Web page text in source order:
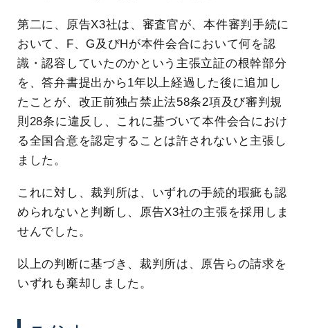
第二に、原告X3社は、審査官が、本件審判手続に
おいて、F、G及びHが本件会合において何を認
識・認容していたのかという主張立証の根幹部分
を、答弁書提出から1年以上経過した後に追加し
たことが、改正前独占禁止法58条2項及び審判規
則28条に違反し、これに基づいて本件会合におけ
る全国合意を認定することは許されないと主張し
ました。
これに対し、裁判所は、いずれの手続的瑕疵も認
められないと判断し、原告X3社の主張を採用しま
せんでした。
以上の判断に基づき、裁判所は、原告らの請求を
いずれも棄却しました。